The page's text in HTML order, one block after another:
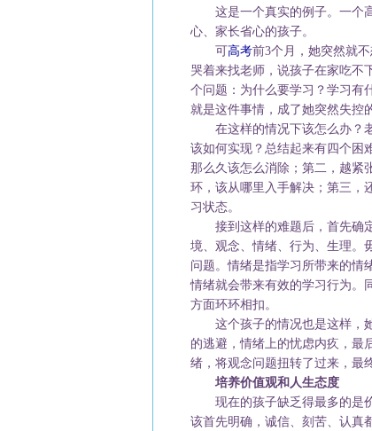
这是一个真实的例子。一个高
心、家长省心的孩子。
可高考前3个月，她突然就
哭着来找老师，说孩子在家吃不
个问题：为什么要学习？学习有
就是这件事情，成了她突然失控
在这样的情况下该怎么办？老
该如何实现？总结起来有四个困
那么久该怎么消除；第二，越紧
环，该从哪里入手解决；第三，
习状态。
接到这样的难题后，首先确定
境、观念、情绪、行为、生理。
问题。情绪是指学习所带来的情
情绪就会带来有效的学习行为。
方面环环相扣。
这个孩子的情况也是这样，她
的逃避，情绪上的忧虑内疚，最
绪，将观念问题扭转了过来，最
培养价值观和人生态度
现在的孩子缺乏得最多的是价
该首先明确，诚信、刻苦、认真